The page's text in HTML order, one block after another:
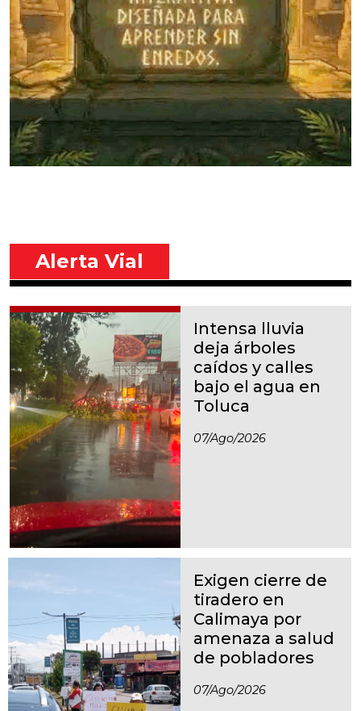
Alerta Vial
Intensa lluvia
deja árboles
caídos y calles
bajo el agua en
Toluca
07/ago/2026
Exigen cierre de
tiradero en
Calimaya por
amenaza a salud
de pobladores
07/ago/2026